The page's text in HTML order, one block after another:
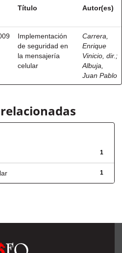
Título Autor(es)
Implementación
de seguridad en
la mensajería
celular
Carrera,
Enrique
Vinicio, dir. ;
Albuja,
Juan Pablo
1
1